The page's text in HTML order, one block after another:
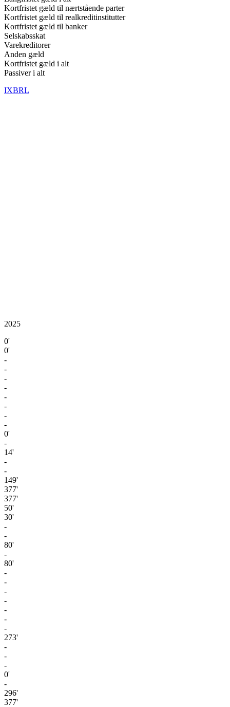
Kortfristet gæld til nærtstående parter
Kortfristet gæld til realkreditinstitutter
Kortfristet gæld til banker
Selskabsskat
Varekreditorer
Anden gæld
Kortfristet gæld i alt
Passiver i alt
IXBRL
2025
0'
0'
-
-
-
-
-
-
-
-
0'
-
14'
-
-
149'
377'
377'
50'
30'
-
-
80'
-
80'
-
-
-
-
-
-
-
273'
-
-
-
0'
-
296'
377'